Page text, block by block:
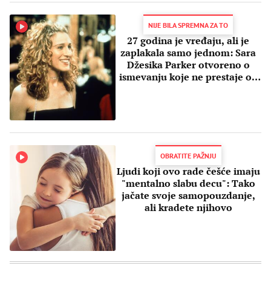
NIJE BILA SPREMNA ZA TO
27 godina je vređaju, ali je
zaplakala samo jednom: Sara
Džesika Parker otvoreno o
ismevanju koje ne prestaje od
OBRATITE PAŽNJU
Ljudi koji ovo rade češće imaju
"mentalno slabu decu": Tako
jačate svoje samopouzdanje,
ali kradete njihovo